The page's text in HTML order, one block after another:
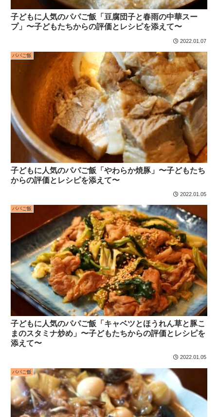
子どもに人気のパパご飯「豆腐団子と春雨の中華スー
プ」〜子どもたちからの評価とレシピを添えて〜
2022.01.07
パパご飯
子どもに人気のパパご飯「やわらか焼豚」〜子どもたち
からの評価とレシピを添えて〜
2022.01.05
パパご飯
子どもに人気のパパご飯「キャベツとほうれん草と豚こ
まのスタミナ炒め」〜子どもたちからの評価とレシピを
添えて〜
2022.01.05
パパご飯